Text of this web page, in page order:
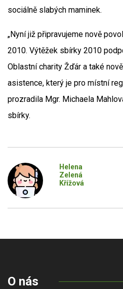
sociálně slabých maminek.
„Nyní již připravujeme nově
2010. Výtěžek sbírky 2010
Oblastní charity Žďár a také
asistence, který je pro místní
prozradila Mgr. Michaela
sbírky.
Helena
Zelená
Křížová
O nás